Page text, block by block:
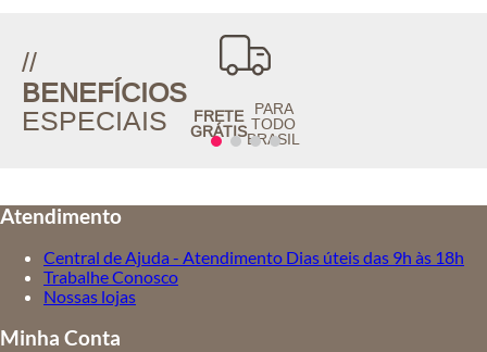
//
BENEFÍCIOS
ESPECIAIS
FRETE
GRÁTIS
PARA
TODO
BRASIL
Atendimento
Central de Ajuda - Atendimento Dias úteis das 9h às 18h
Trabalhe Conosco
Nossas lojas
Minha Conta